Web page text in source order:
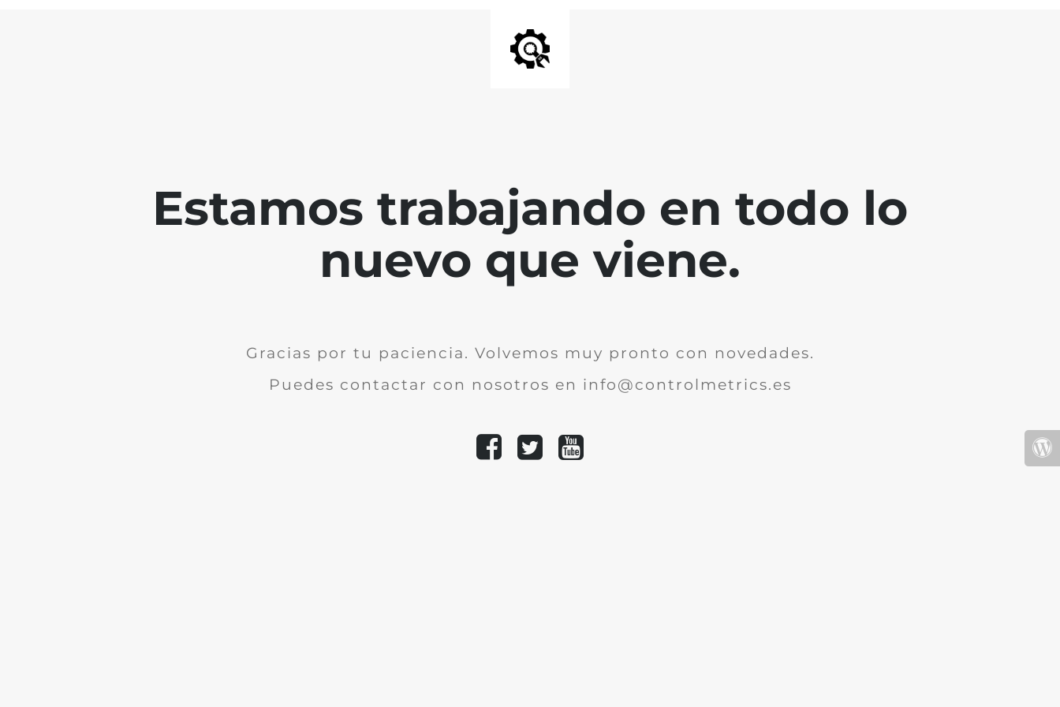
Estamos trabajando en todo lo
nuevo que viene.
Gracias por tu paciencia. Volvemos muy pronto con novedades.
Puedes contactar con nosotros en info@controlmetrics.es